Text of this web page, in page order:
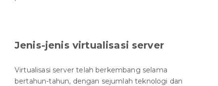
Jenis-jenis virtualisasi server
Virtualisasi server telah berkembang selama
bertahun-tahun, dengan sejumlah teknologi dan